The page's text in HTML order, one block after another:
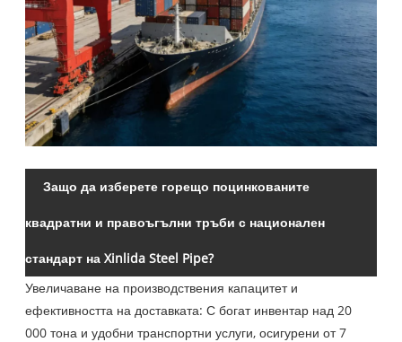
Защо да изберете горещо поцинкованите
квадратни и правоъгълни тръби с национален
стандарт на Xinlida Steel Pipe?
Увеличаване на производствения капацитет и
ефективността на доставката: С богат инвентар над 20
000 тона и удобни транспортни услуги, осигурени от 7